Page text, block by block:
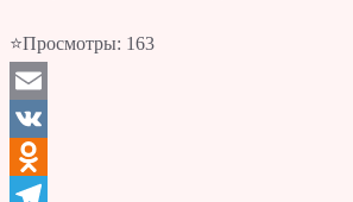
⭐Просмотры: 163
Email
VK
Odnoklassniki